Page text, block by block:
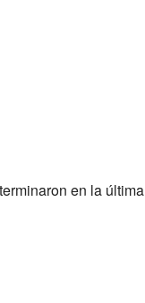
en la última